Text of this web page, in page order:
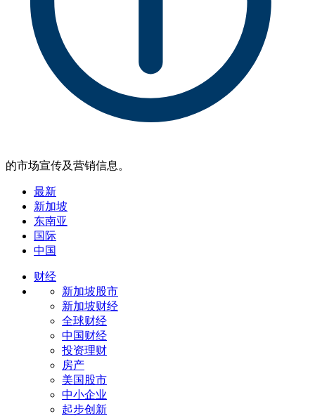
的市场宣传及营销信息。
最新
新加坡
东南亚
国际
中国
财经
新加坡股市
新加坡财经
全球财经
中国财经
投资理财
房产
美国股市
中小企业
起步创新